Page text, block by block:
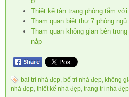
Thiết kế tân trang phòng tắm
Tham quan biệt thự 7 phòng
Tham quan không gian bên
nắp
bài trí nhà đẹp bố trí nhà đẹp không
nhà đẹp thiết kế nhà đẹp trang trí nhà đẹp